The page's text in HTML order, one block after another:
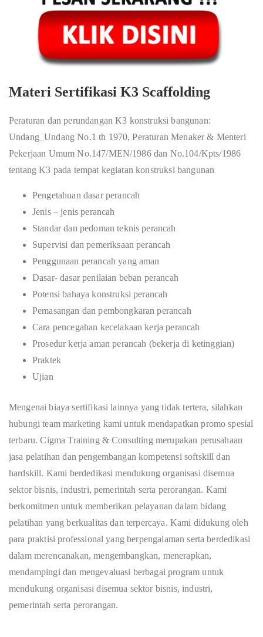
Materi Sertifikasi K3 Scaffolding
Peraturan dan perundangan K3 konstruksi bangunan:
Undang_Undang No.1 th 1970, Peraturan Menaker & Menteri
Pekerjaan Umum No.147/MEN/1986 dan No.104/Kpts/1986
tentang K3 pada tempat kegiatan konstruksi bangunan
Pengetahuan dasar perancah
Jenis – jenis perancah
Standar dan pedoman teknis perancah
Supervisi dan pemeriksaan perancah
Penggunaan perancah yang aman
Dasar- dasar penilaian beban perancah
Potensi bahaya konstruksi perancah
Pemasangan dan pembongkaran perancah
Cara pencegahan kecelakaan kerja perancah
Prosedur kerja aman perancah (bekerja di ketinggian)
Praktek
Ujian
Mengenai biaya sertifikasi lainnya yang tidak tertera, silahkan
hubungi team marketing kami untuk mendapatkan promo spesial
terbaru. Cigma Training & Consulting merupakan perusahaan
jasa pelatihan dan pengembangan kompetensi softskill dan
hardskill. Kami berdedikasi mendukung organisasi disemua
sektor bisnis, industri, pemerintah serta perorangan. Kami
berkomitmen untuk memberikan pelayanan dalam bidang
pelatihan yang berkualitas dan terpercaya. Kami didukung oleh
para praktisi professional yang berpengalaman serta berdedikasi
dalam merencanakan, mengembangkan, menerapkan,
mendampingi dan mengevaluasi berbagai program untuk
mendukung organisasi disemua sektor bisnis, industri,
pemerintah serta perorangan.